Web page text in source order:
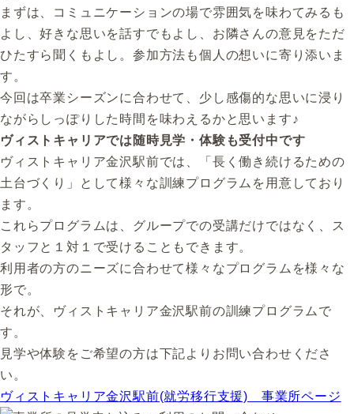
まずは、コミュニケーションの場で雰囲気を味わてみるも
よし、好きな思いを話すでもよし、お隣さんの意見をただ
ひたすら聞くもよし。参加方法も個人の想いに寄り添いま
す。
今回は卒業シーズンに合わせて、少し感傷的な思いに浸り
ながらしっぽりした時間を味わえるかと思います♪
ヴィストキャリアでは随時見学・体験も受付中です
ヴィストキャリア金沢駅前では、「長く働き続けるための
土台づくり」として様々な訓練プログラムを用意しており
ます。
これらプログラムは、グループでの受講だけではなく、ス
タッフと１対１で受けることもできます。
利用者の方のニーズに合わせて様々なプログラムを様々な
形で。
それが、ヴィストキャリア金沢駅前の訓練プログラムで
す。
見学や体験をご希望の方は下記よりお問い合わせくださ
い。
ヴィストキャリア金沢駅前(就労移行支援) 事業所ページ